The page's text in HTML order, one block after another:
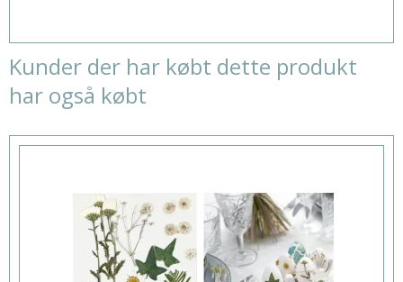
Kunder der har købt dette produkt
har også købt